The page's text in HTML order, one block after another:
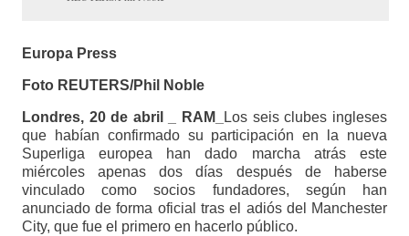
Europa Press
Foto REUTERS/Phil Noble
Londres, 20 de abril _ RAM_
Los seis clubes ingleses
que habían confirmado su participación en la nueva
Superliga europea han dado marcha atrás este
miércoles apenas dos días después de haberse
vinculado como socios fundadores, según han
anunciado de forma oficial tras el adiós del Manchester
City, que fue el primero en hacerlo público.